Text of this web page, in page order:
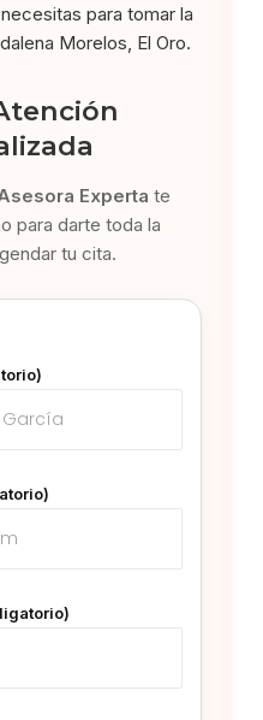
para tomar la
Morelos, El Oro.
Experta te
para darte toda la
tu cita.